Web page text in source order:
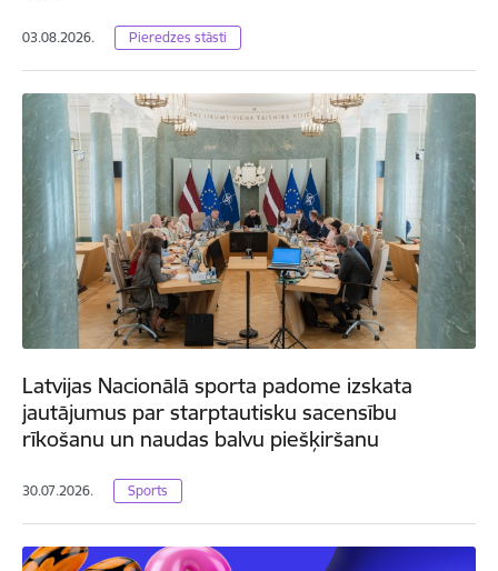
03.08.2026. Pieredzes stāsti
Latvijas Nacionālā sporta padome izskata
jautājumus par starptautisku sacensību
rīkošanu un naudas balvu piešķiršanu
30.07.2026. Sports